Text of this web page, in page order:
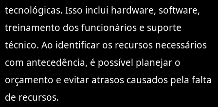
tecnológicas. Isso inclui hardware, software,
treinamento dos funcionários e suporte
técnico. Ao identificar os recursos necessários
com antecedência, é possível planejar o
orçamento e evitar atrasos causados pela falta
de recursos.